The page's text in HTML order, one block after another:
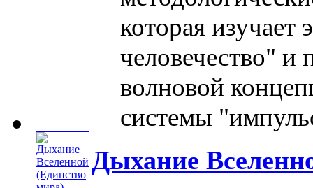
которая изучает
человечество"
волновой
системы
Дыхание